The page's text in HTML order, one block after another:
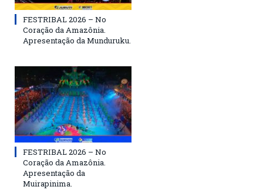
FESTRIBAL 2026 – No
Coração da Amazônia.
Apresentação da Munduruku.
FESTRIBAL 2026 – No
Coração da Amazônia.
Apresentação da
Muirapinima.